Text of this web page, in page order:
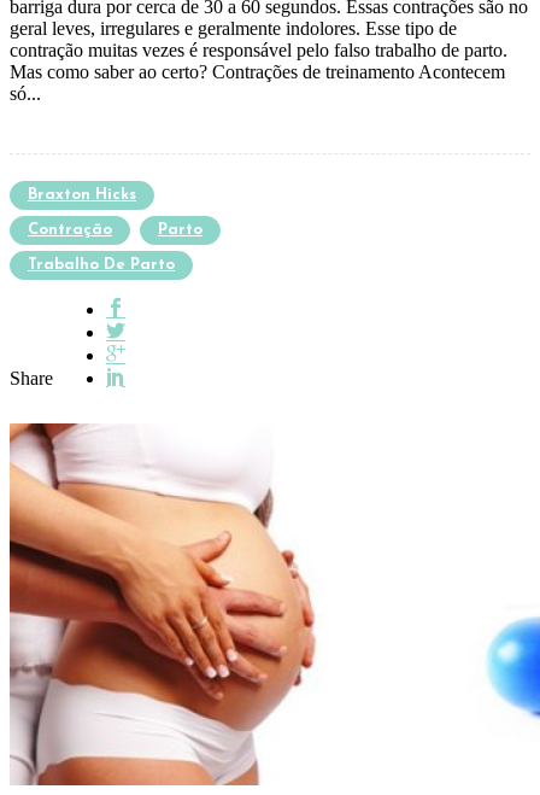
barriga dura por cerca de 30 a 60 segundos. Essas contrações são no
geral leves, irregulares e geralmente indolores. Esse tipo de
contração muitas vezes é responsável pelo falso trabalho de parto.
Mas como saber ao certo? Contrações de treinamento Acontecem
só...
Braxton Hicks
Contração Parto
Trabalho De Parto
Share